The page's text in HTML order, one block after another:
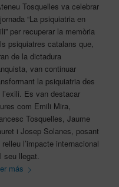
Tosquelles va celebrar
“La psiquiatria en
per recuperar la memòria
psiquiatres catalans que,
de la dictadura
van continuar
la psiquiatria des
l’exili. Es van destacar
com Emili Mira,
Tosquelles, Jaume
i Josep Solanes, posant
relleu l’impacte internacional
seu llegat.
más